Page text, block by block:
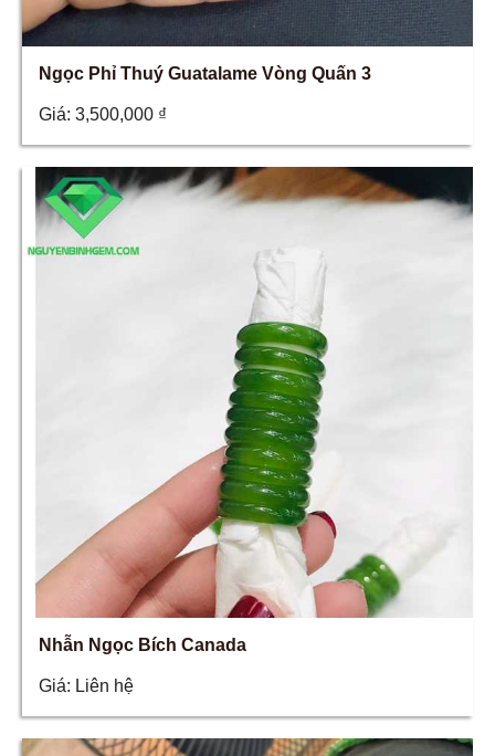
Ngọc Phỉ Thuý Guatalame Vòng Quấn 3
Giá: 3,500,000 ₫
Nhẫn Ngọc Bích Canada
Giá: Liên hệ